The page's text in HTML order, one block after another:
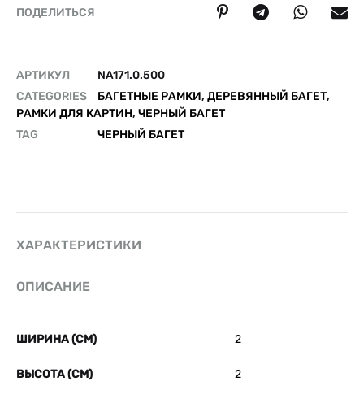
ПОДЕЛИТЬСЯ
АРТИКУЛ
NA171.0.500
CATEGORIES
БАГЕТНЫЕ РАМКИ, ДЕРЕВЯННЫЙ БАГЕТ,
РАМКИ ДЛЯ КАРТИН, ЧЕРНЫЙ БАГЕТ
TAG
ЧЕРНЫЙ БАГЕТ
ХАРАКТЕРИСТИКИ
ОПИСАНИЕ
ШИРИНА (СМ) 2
ВЫСОТА (СМ) 2